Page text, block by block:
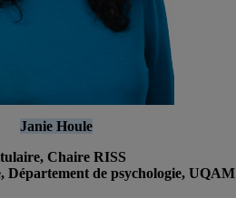
Janie Houle
Chaire RISS
Département de psychologie, UQAM